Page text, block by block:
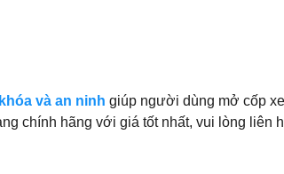
và an ninh giúp người dùng mở cốp
chính hãng với giá tốt nhất, vui lòng liên